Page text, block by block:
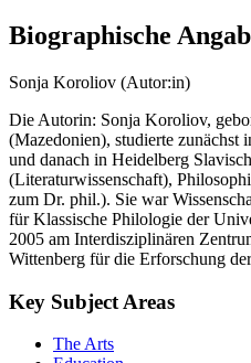
Biographische
Sonja Koroliov (Autor:in)
Die Autorin: Sonja Koroliov,
(Mazedonien), studierte
und danach in Heidelberg
(Literaturwissenschaft),
zum Dr. phil.). Sie war
für Klassische Philologie der
2005 am Interdisziplinären
Wittenberg für die Erforschung
Key Subject Areas
The Arts